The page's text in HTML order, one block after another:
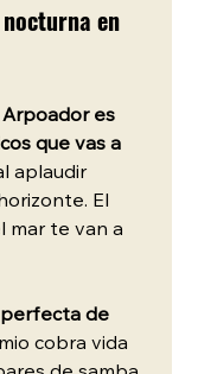
en
es
que vas a
aplaudir
El
mar te van a
perfecta de
cobra vida